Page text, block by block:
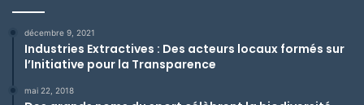
décembre 9, 2021
Industries Extractives : Des acteurs locaux formés sur
l’Initiative pour la Transparence
mai 22, 2018